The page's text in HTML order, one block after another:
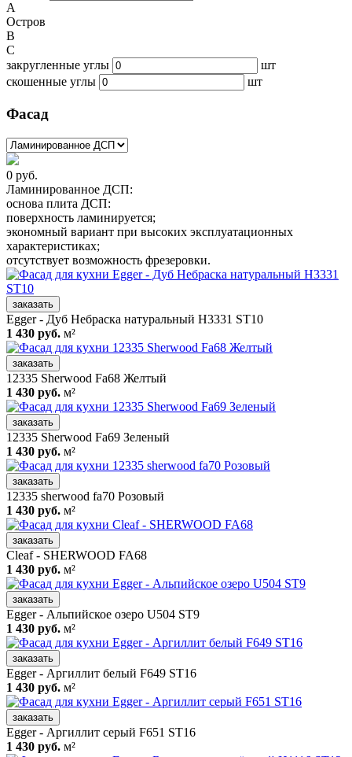
A
Остров
B
C
закругленные углы
шт
скошенные углы
шт
Фасад
0 руб.
Ламинированное ДСП:
основа плита ДСП:
поверхность ламинируется;
экономный вариант при высоких эксплуатационных
характеристиках;
отсутствует возможность фрезеровки.
заказать
Egger - Дуб Небраска натуральный H3331 ST10
1 430 руб. м²
заказать
12335 Sherwood Fa68 Желтый
1 430 руб. м²
заказать
12335 Sherwood Fa69 Зеленый
1 430 руб. м²
заказать
12335 sherwood fa70 Розовый
1 430 руб. м²
заказать
Cleaf - SHERWOOD FA68
1 430 руб. м²
заказать
Egger - Альпийское озеро U504 ST9
1 430 руб. м²
заказать
Egger - Аргиллит белый F649 ST16
1 430 руб. м²
заказать
Egger - Аргиллит серый F651 ST16
1 430 руб. м²